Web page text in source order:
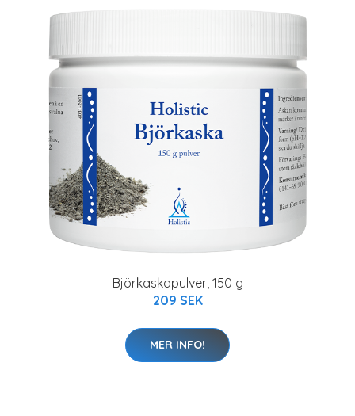
Björkaskapulver, 150 g
209 SEK
MER INFO!